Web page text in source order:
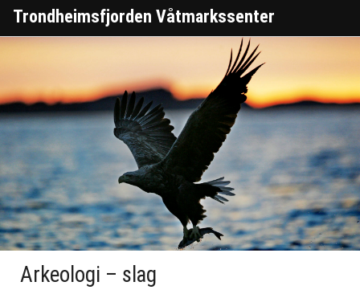
Trondheimsfjorden Våtmarkssenter
Arkeologi – slag